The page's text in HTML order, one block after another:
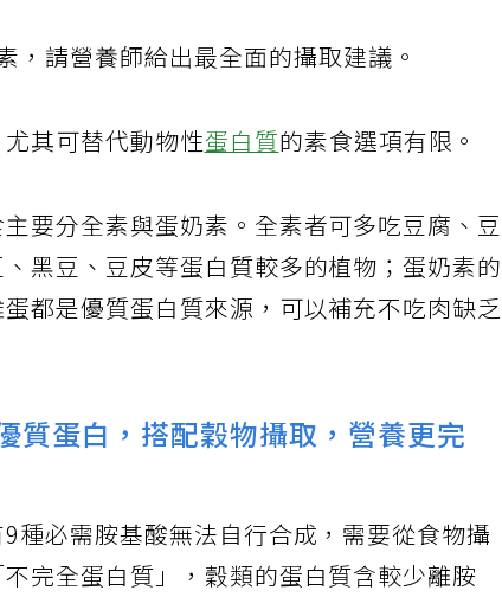
，請營養師給出最全面的攝取建議。
其可替代動物性蛋白質的素食選項有限。
要分全素與蛋奶素。全素者可多吃豆腐、豆
黑豆、豆皮等蛋白質較多的植物；蛋奶素的
都是優質蛋白質來源，可以補充不吃肉缺乏
質蛋白，搭配穀物攝取，營養更完
種必需胺基酸無法自行合成，需要從食物攝
完全蛋白質」，穀類的蛋白質含較少離胺